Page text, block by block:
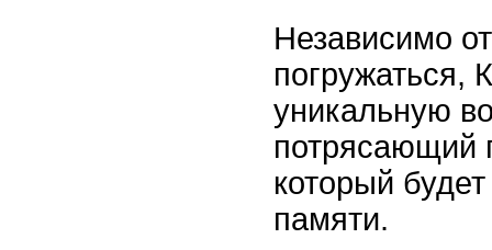
Независимо
погружаться,
уникальную
потрясающий
который
памяти.